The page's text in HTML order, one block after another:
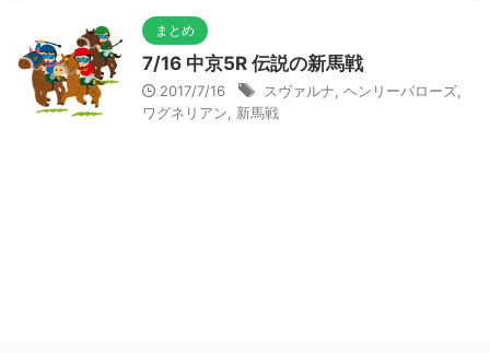
まとめ
7/16 中京5R 伝説の新馬戦
2017/7/16 スヴァルナ, ヘンリーバローズ,
ワグネリアン, 新馬戦